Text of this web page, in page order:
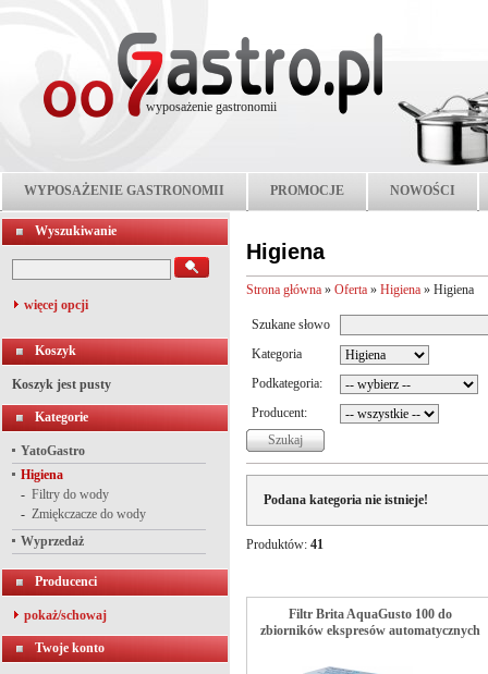
wyposażenie gastronomii
WYPOSAŻENIE GASTRONOMII PROMOCJE NOWOŚCI
Wyszukiwanie
więcej opcji
Koszyk
Koszyk jest pusty
Kategorie
YatoGastro
Higiena
- Filtry do wody
- Zmiękczacze do wody
Wyprzedaż
Producenci
pokaż/schowaj
Twoje konto
Higiena
Strona główna » Oferta » Higiena » Higiena
Szukane słowo
Kategoria
Podkategoria:
Producent:
Podana kategoria nie istnieje!
Produktów: 41
Filtr Brita AquaGusto 100 do
zbiorników ekspresów automatycznych